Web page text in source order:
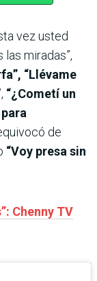
vez usted
miradas”,
“Llévame
“¿Cometí un
de
“Voy presa sin
Chenny TV